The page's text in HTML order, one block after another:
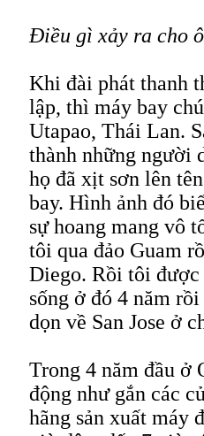
Ðiều gì xảy ra cho
Khi đài phát thanh
lập, thì máy bay
Utapao, Thái Lan.
thành những người
họ đã xịt sơn lên
bay. Hình ảnh đó
sự hoang mang vô
tôi qua đảo Guam
Diego. Rồi tôi được
sống ở đó 4 năm
dọn về San Jose ở
Trong 4 năm đầu ở
động như gắn các
hãng sản xuất máy